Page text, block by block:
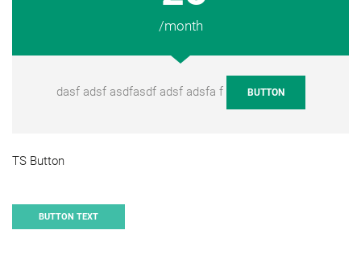
/month
dasf adsf asdfasdf adsf adsfa f BUTTON
TS Button
BUTTON TEXT